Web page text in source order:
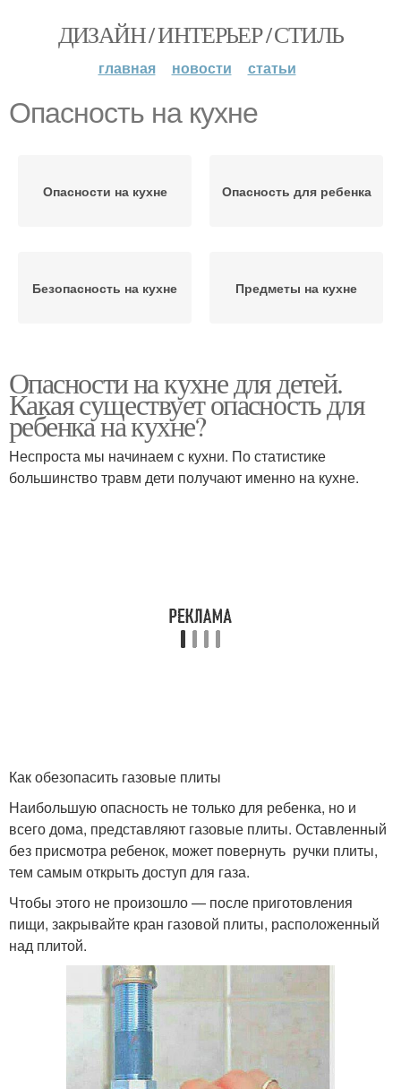
ДИЗАЙН / ИНТЕРЬЕР / СТИЛЬ
главная новости статьи
Опасность на кухне
Опасности на кухне Опасность для ребенка
Безопасность на кухне Предметы на кухне
Опасности на кухне для детей.
Какая существует опасность для
ребенка на кухне?
Неспроста мы начинаем с кухни. По статистике
большинство травм дети получают именно на кухне.
Как обезопасить газовые плиты
Наибольшую опасность не только для ребенка, но и
всего дома, представляют газовые плиты. Оставленный
без присмотра ребенок, может повернуть ручки плиты,
тем самым открыть доступ для газа.
Чтобы этого не произошло — после приготовления
пищи, закрывайте кран газовой плиты, расположенный
над плитой.